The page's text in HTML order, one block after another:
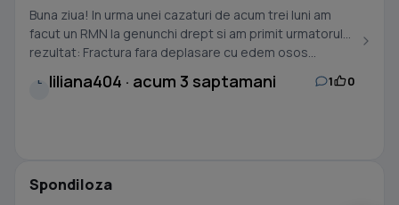
Buna ziua! In urma unei cazaturi de acum trei luni am
facut un RMN la genunchi drept si am primit urmatorul
rezultat: Fractura fara deplasare cu edem osos...
L liliana404 · acum 3 saptamani 1 0
Spondiloza